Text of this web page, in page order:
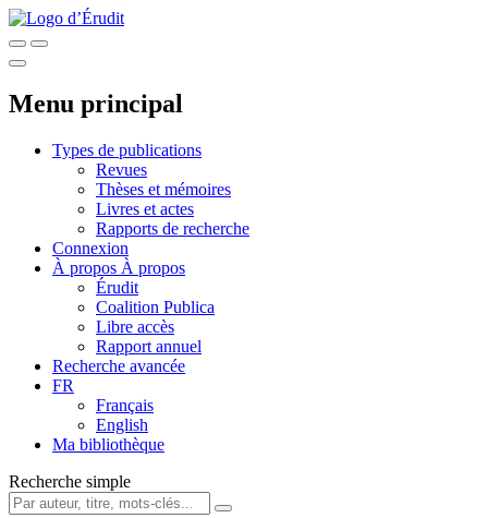
Menu principal
Types de publications
Revues
Thèses et mémoires
Livres et actes
Rapports de recherche
Connexion
À propos À propos
Érudit
Coalition Publica
Libre accès
Rapport annuel
Recherche avancée
FR
Français
English
Ma bibliothèque
Recherche simple